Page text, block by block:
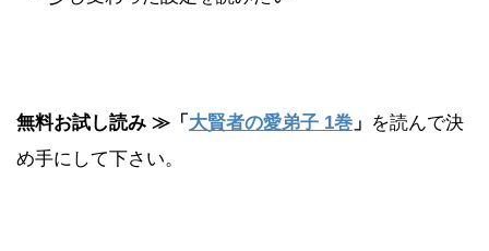
無料お試し読み ≫「 大賢者の愛弟子 1巻 」 を読んで決
め手にして下さい。